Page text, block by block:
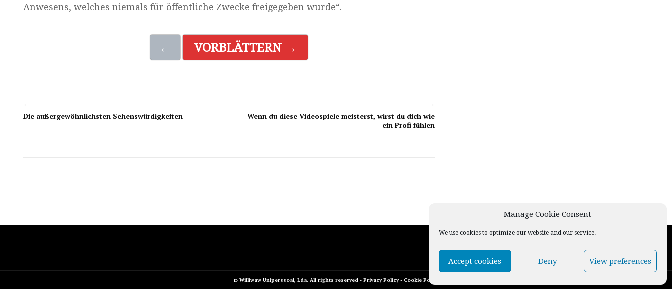
Manage Cookie Consent
We use cookies to optimize our website and our service.
Accept cookies Deny View preferences
Anwesens, welches niemals für öffentliche Zwecke freigegeben wurde“.
← VORBLÄTTERN →
←
Die außergewöhnlichsten Sehenswürdigkeiten
→
Wenn du diese Videospiele meisterst, wirst du dich wie
ein Profi fühlen
© Williwaw Uniperssoal, Lda. All rights reserved - Privacy Policy- Cookie Policy